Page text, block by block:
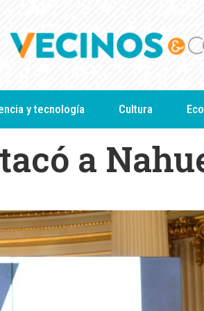
y tecnología Cultura
a